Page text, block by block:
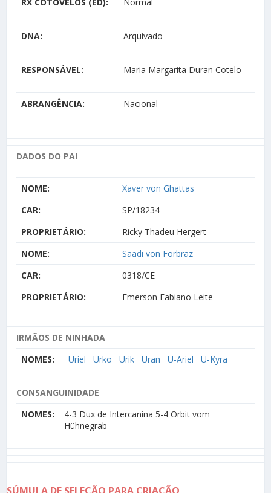
DNA: Arquivado
RESPONSÁVEL: Maria Margarita Duran Cotelo
ABRANGÊNCIA: Nacional
DADOS DO PAI
NOME:
Xaver von Ghattas
CAR:
SP/18234
PROPRIETÁRIO:
Ricky Thadeu Hergert
NOME:
Saadi von Forbraz
CAR:
0318/CE
PROPRIETÁRIO:
Emerson Fabiano Leite
IRMÃOS DE NINHADA
NOMES:
Uriel Urko Urik Uran U-Ariel U-Kyra
CONSANGUINIDADE
NOMES:
4-3 Dux de Intercanina 5-4 Orbit vom
Hühnegrab